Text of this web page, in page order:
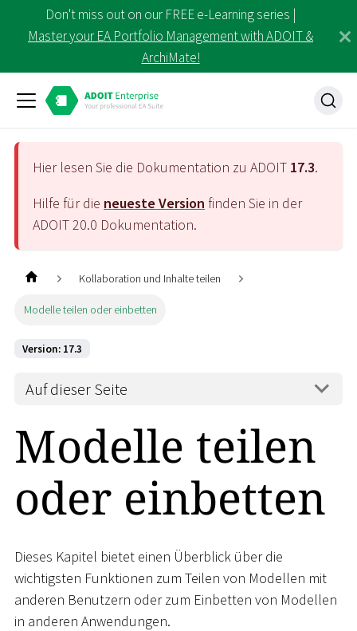
Don't miss out on our FREE e-Learning series |
Master your EA Portfolio Management with ADOIT &
ArchiMate!
Hier lesen Sie die Dokumentation zu ADOIT 17.3.
Hilfe für die neueste Version finden Sie in der
ADOIT20.0 Dokumentation.
Kollaboration und Inhalte teilen
Modelle teilen oder einbetten
Version: 17.3
Auf dieser Seite
Modelle teilen
oder einbetten
Dieses Kapitel bietet einen Überblick über die
wichtigsten Funktionen zum Teilen von Modellen mit
anderen Benutzern oder zum Einbetten von Modellen
in anderen Anwendungen.